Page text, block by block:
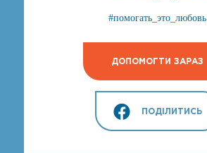
#помогать_это_любовь
ДОПОМОГТИ ЗАРАЗ
ПОДІЛИТИСЬ